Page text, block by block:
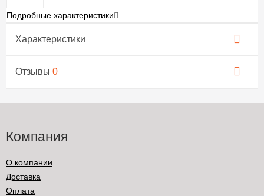
Подробные характеристики
Характеристики
Отзывы 0
Компания
О компании
Доставка
Оплата